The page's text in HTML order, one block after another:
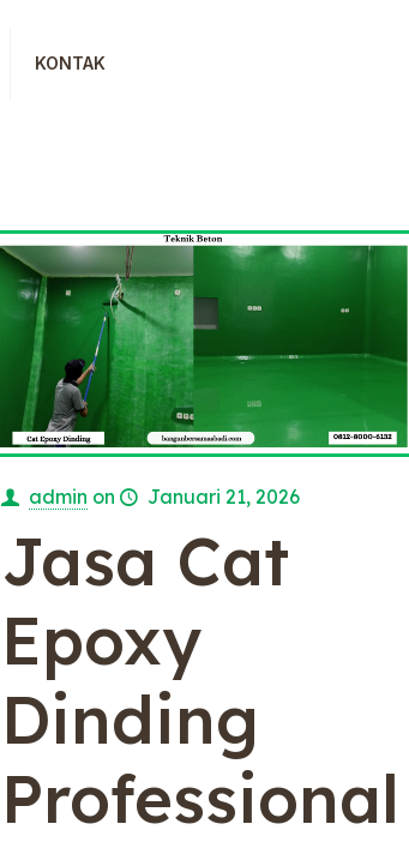
KONTAK
admin on Januari 21, 2026
Jasa Cat
Epoxy
Dinding
Professional